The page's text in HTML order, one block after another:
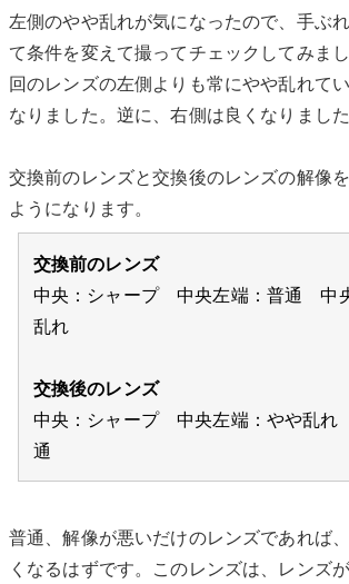
左側のやや乱れが気になったので、手ぶ
て条件を変えて撮ってチェックしてみま
回のレンズの左側よりも常にやや乱れて
なりました。逆に、右側は良くなりました
交換前のレンズと交換後のレンズの解像
ようになります。
交換前のレンズ
中央：シャープ 中央左端：普通 中
乱れ
交換後のレンズ
中央：シャープ 中央左端：やや乱
通
普通、解像が悪いだけのレンズであれば
くなるはずです。このレンズは、レンズ